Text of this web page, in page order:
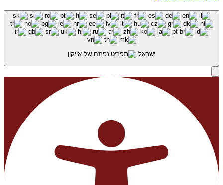
ישראל